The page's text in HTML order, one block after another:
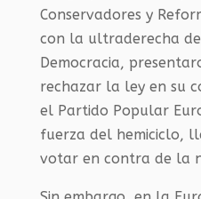
Conservadores y
con la ultraderecha
Democracia,
rechazar la ley en su
el Partido Popular
fuerza del hemiciclo,
votar en contra de la